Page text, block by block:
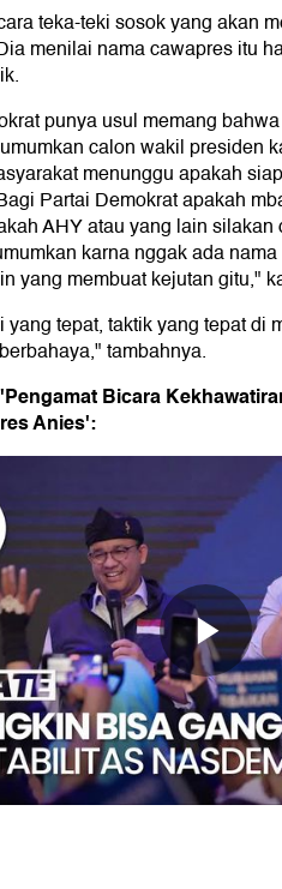
teka-teki sosok yang akan
menilai nama cawapres itu
punya usul memang
calon wakil presiden
menunggu apakah
Partai Demokrat apakah
AHY atau yang lain
karna nggak ada
yang membuat kejutan gitu,"
yang tepat, taktik yang tepat di
tambahnya.
Bicara
Anies':